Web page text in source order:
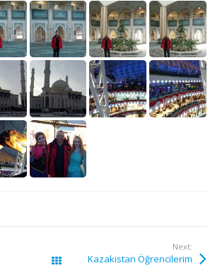
Tüm yazılar
Next:
Kazakistan Öğrencilerim